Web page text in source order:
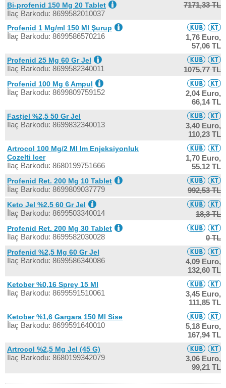
Bi-profenid 150 Mg 20 Tablet
İlaç Barkodu: 8699582010037
7171,33 TL
Profenid 1 Mg/ml 150 Ml Şurup
İlaç Barkodu: 8699586570216
1,76 Euro,
57,06 TL
Profenid 25 Mg 60 Gr Jel
İlaç Barkodu: 8699582340011 1075,77 TL
Profenid 100 Mg 6 Ampul
İlaç Barkodu: 8699809759152
2,04 Euro,
66,14 TL
Fastjel %2,5 50 Gr Jel
İlaç Barkodu: 8699832340013
3,40 Euro,
110,23 TL
Artrocol 100 Mg/2 Ml Im Enjeksiyonluk
Cozelti Icer
İlaç Barkodu: 8680199751666
1,70 Euro,
55,12 TL
Profenid Ret. 200 Mg 10 Tablet
İlaç Barkodu: 8699809037779 992,53 TL
Keto Jel %2.5 60 Gr Jel
İlaç Barkodu: 8699503340014 18,3 TL
Profenid Ret. 200 Mg 30 Tablet
İlaç Barkodu: 8699582030028 0 TL
Profenid %2,5 Mg 60 Gr Jel
İlaç Barkodu: 8699586340086
4,09 Euro,
132,60 TL
Ketober %0,16 Sprey 15 Ml
İlaç Barkodu: 8699591510061
3,45 Euro,
111,85 TL
Ketober %1,6 Gargara 150 Ml Sise
İlaç Barkodu: 8699591640010
5,18 Euro,
167,94 TL
Artrocol %2,5 Mg Jel (45 G)
İlaç Barkodu: 8680199342079
3,06 Euro,
99,21 TL